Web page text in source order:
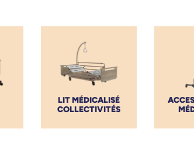
LIT MÉDICALISÉ
COLLECTIVITÉS